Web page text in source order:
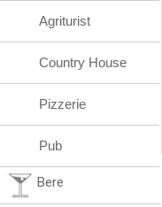
Agriturist
Country House
Pizzerie
Pub
Bere